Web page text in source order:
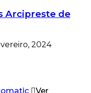
Arcipreste de
2024
Ver